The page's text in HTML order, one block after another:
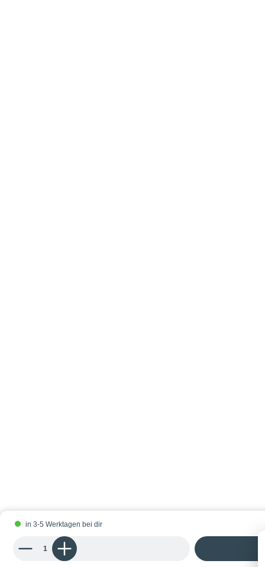
Produkt Anzahl: Gib den gewünschten Wert ein oder benutze die
in 3-5 Werktagen bei dir